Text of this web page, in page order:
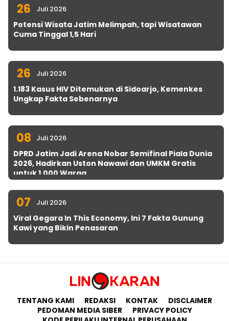
26 Juli 2026
Potensi Wisata Jatim Melimpah, tapi Wisatawan
Cuma Tinggal 1,5 Hari
26 Juli 2026
1.183 Kasus HIV Ditemukan di Sidoarjo, Kemenkes
Ungkap Fakta Sebenarnya
08 Juli 2026
DPRD Jatim Jadi Arena Nobar Semifinal Piala Dunia
2026, Hadirkan Uston Nawawi dan UMKM Gratis
untuk 1.000 Warga
07 Juli 2026
Viral Gegara In This Economy, Ini 7 Fakta Gunung
Kawi yang Bikin Penasaran
TENTANG KAMI REDAKSI KONTAK
DISCLAIMER
PEDOMAN MEDIA SIBER
PRIVACY POLICY